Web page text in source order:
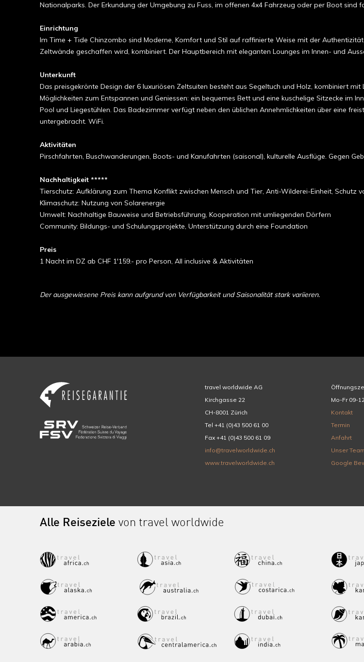
Nationalparks. Der Erkundung der Umgebung zu Fuss, im offenen 4x4 Fahrzeug oder per Boot sind
Einrichtung
Im Time + Tide Chinzombo sind Moderne, Komfort und Stil auf raffinierte Weise mit der
Zeltwände geschaffen wird, kombiniert. Der Hauptbereich mit eleganten Lounges im Innen- und
Unterkunft
Das preisgekrönte Design der 6 luxuriösen Zeltsuiten besteht aus Segeltuch und Holz, kombiniert
Möglichkeiten zum Entspannen und Geniessen: ein bequemes Bett und eine kuschelige Sitzecke im
Pool und Liegestühlen. Das Badezimmer verfügt neben den üblichen Annehmlichkeiten über eine
untergebracht. WiFi.
Aktivitäten
Pirschfahrten, Buschwanderungen, Boots- und Kanufahrten (saisonal), kulturelle Ausflüge. Gegen
Nachhaltigkeit *****
Tierschutz: Aufklärung zum Thema Konflikt zwischen Mensch und Tier, Anti-Wilderei-Einheit, Schutz
Klimaschutz: Nutzung von Solarenergie
Umwelt: Nachhaltige Bauweise und Betriebsführung, Kooperation mit umliegenden Dörfern
Community: Bildungs- und Schulungsprojekte, Unterstützung durch eine Foundation
Preis
1 Nacht im DZ ab CHF 1'159.- pro Person, All inclusive & Aktivitäten
Der ausgewiesene Preis kann aufgrund von Verfügbarkeit und Saisonalität stark variieren.
travel worldwide AG
Kirchgasse 22
CH-8001 Zürich
Tel +41 (0)43 500 61 00
Fax +41 (0)43 500 61 09
info@travelworldwide.ch
www.travelworldwide.ch
Mo-Fr 09-
Kontakt
Termin
Anfahrt
Unser
Google
Alle Reiseziele von travel worldwide